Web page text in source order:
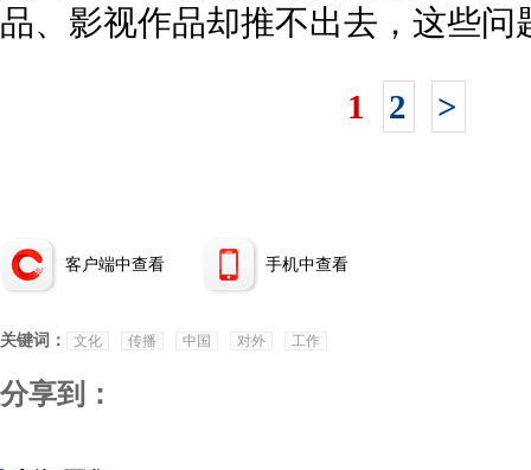
品、影视作品却推不出去，这些问
1 2 >
客户端中查看 手机中查看
关键词： 文化 传播 中国 对外 工作
分享到：